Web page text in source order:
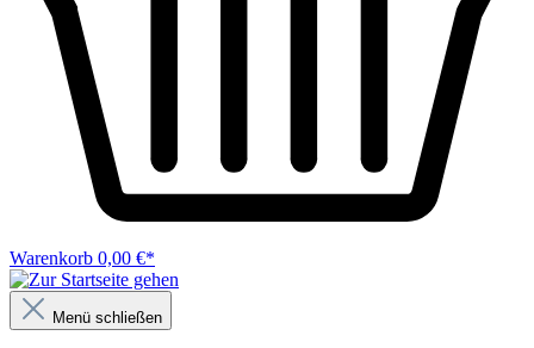
Warenkorb 0,00 €*
Menü schließen